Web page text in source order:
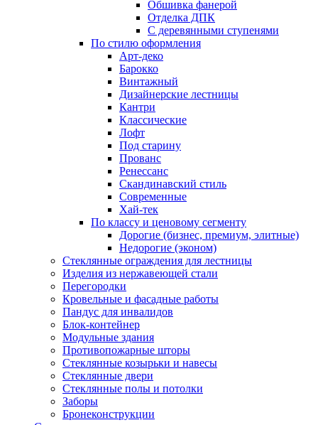
Обшивка фанерой
Отделка ДПК
С деревянными ступенями
По стилю оформления
Арт-деко
Барокко
Винтажный
Дизайнерские лестницы
Кантри
Классические
Лофт
Под старину
Прованс
Ренессанс
Скандинавский стиль
Современные
Хай-тек
По классу и ценовому сегменту
Дорогие (бизнес, премиум, элитные)
Недорогие (эконом)
Стеклянные ограждения для лестницы
Изделия из нержавеющей стали
Перегородки
Кровельные и фасадные работы
Пандус для инвалидов
Блок-контейнер
Модульные здания
Противопожарные шторы
Стеклянные козырьки и навесы
Стеклянные двери
Стеклянные полы и потолки
Заборы
Бронеконструкции